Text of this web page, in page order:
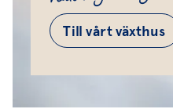
Till vårt växthus